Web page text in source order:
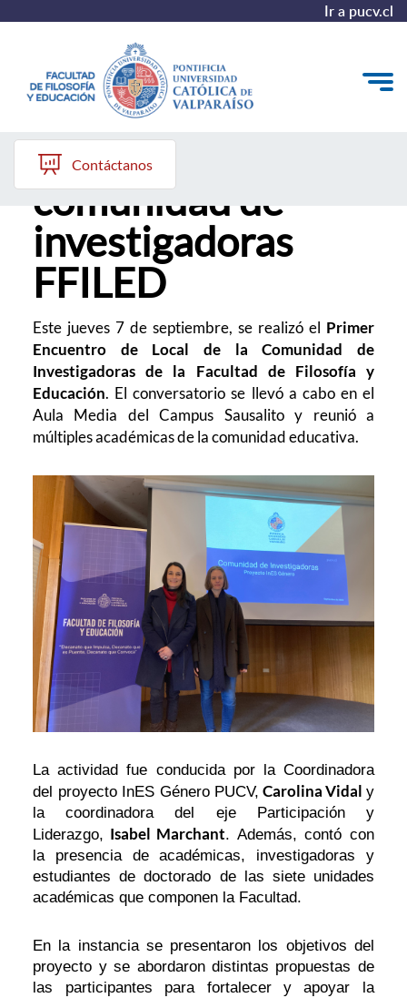
Ir a pucv.cl
Quiénes somos
Líneas de trabajo 2025-2028
Historia
Proyecto Conocimientos 2030
Contáctanos
Encuentro de la
comunidad de
investigadoras
FFILED
Este jueves 7 de septiembre, se realizó el Primer
Encuentro de Local de la Comunidad de
Investigadoras de la Facultad de Filosofía y
Educación. El conversatorio se llevó a cabo en el
Aula Media del Campus Sausalito y reunió a
múltiples académicas de la comunidad educativa.
La actividad fue conducida por la Coordinadora
del proyecto InES Género PUCV, Carolina Vidal y
la coordinadora del eje Participación y
Liderazgo, Isabel Marchant. Además, contó con
la presencia de académicas, investigadoras y
estudiantes de doctorado de las siete unidades
académicas que componen la Facultad.
En la instancia se presentaron los objetivos del
proyecto y se abordaron distintas propuestas de
las participantes para fortalecer y apoyar la